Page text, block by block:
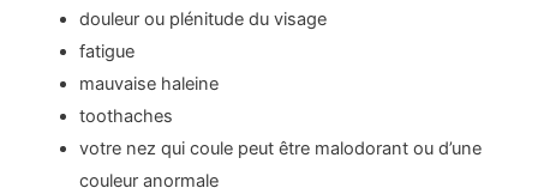
douleur ou plénitude du visage
fatigue
mauvaise haleine
toothaches
votre nez qui coule peut être malodorant ou d’une
couleur anormale